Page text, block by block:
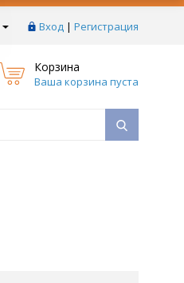
Вход | Регистрация
Корзина
Ваша корзина пуста